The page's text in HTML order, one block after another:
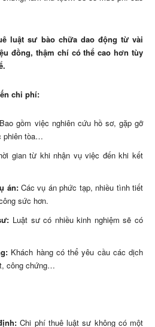
luật sư bào chữa dao động từ vài
đồng, thậm chí có thể cao hơn tùy
chi phí:
Bao gồm việc nghiên cứu hồ sơ, gặp gỡ
phiên tòa…
gian từ khi nhận vụ việc đến khi kết
án:Các vụ án phức tạp, nhiều tình tiết
sức hơn.
Luật sư có nhiều kinh nghiệm sẽ có
Khách hàng có thể yêu cầu các dịch
công chứng…
Chi phí thuê luật sư không có một